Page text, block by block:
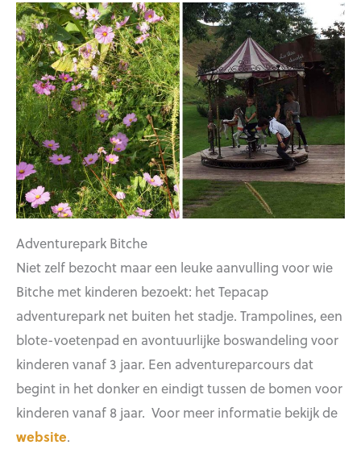
Adventurepark Bitche
Niet zelf bezocht maar een leuke aanvulling voor wie
Bitche met kinderen bezoekt: het Tepacap
adventurepark net buiten het stadje. Trampolines, een
blote-voetenpad en avontuurlijke boswandeling voor
kinderen vanaf 3 jaar. Een adventureparcours dat
begint in het donker en eindigt tussen de bomen voor
kinderen vanaf 8 jaar. Voor meer informatie bekijk de
website.